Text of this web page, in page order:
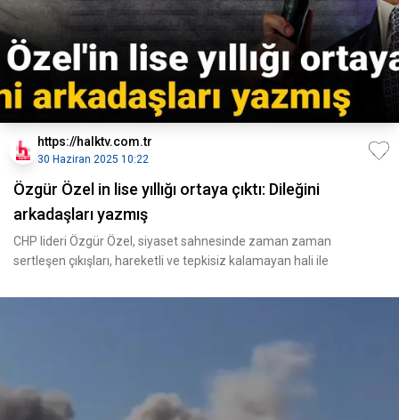
https://halktv.com.tr
30 Haziran 2025 10:22
Özgür Özel in lise yıllığı ortaya çıktı: Dileğini
arkadaşları yazmış
CHP lideri Özgür Özel, siyaset sahnesinde zaman zaman
sertleşen çıkışları, hareketli ve tepkisiz kalamayan hali ile